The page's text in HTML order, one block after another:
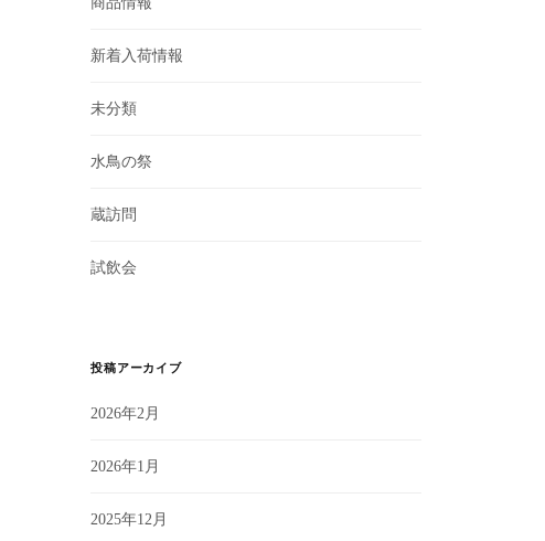
新着入荷情報
未分類
水鳥の祭
蔵訪問
試飲会
投稿アーカイブ
2026年2月
2026年1月
2025年12月